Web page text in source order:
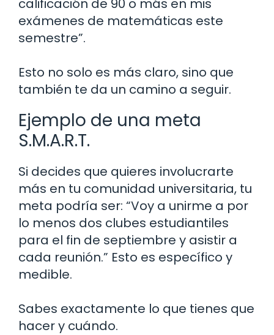
calificación de 90 o más en mis
exámenes de matemáticas este
semestre”.
Esto no solo es más claro, sino que
también te da un camino a seguir.
Ejemplo de una meta
S.M.A.R.T.
Si decides que quieres involucrarte
más en tu comunidad universitaria, tu
meta podría ser: “Voy a unirme a por
lo menos dos clubes estudiantiles
para el fin de septiembre y asistir a
cada reunión.” Esto es específico y
medible.
Sabes exactamente lo que tienes que
hacer y cuándo.